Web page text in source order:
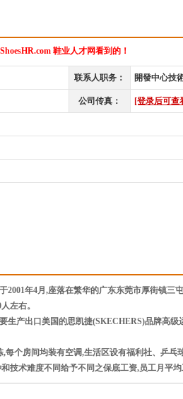
鞋业人才网看到的！
联系人职务： 開發中心技
公司传真： [登录后可查
年4月,座落在繁华的广东东莞市厚街镇三
左右。
生产出口美国的思凯捷(SKECHERS)品牌高
每个房间均装有空调,生活区设有福利社、乒
技术难度不同给予不同之保底工资,员工月平均